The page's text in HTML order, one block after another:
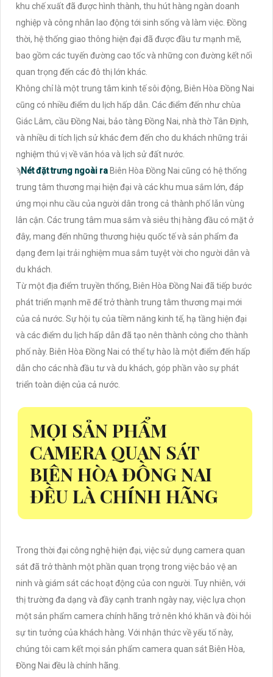
khu chế xuất đã được hình thành, thu hút hàng ngàn doanh
nghiệp và công nhân lao động tới sinh sống và làm việc. Đồng
thời, hệ thống giao thông hiện đại đã được đầu tư mạnh mẽ,
bao gồm các tuyến đường cao tốc và những con đường kết nối
quan trọng đến các đô thị lớn khác.
Không chỉ là một trung tâm kinh tế sôi động, Biên Hòa Đồng Nai
cũng có nhiều điểm du lịch hấp dẫn. Các điểm đến như chùa
Giác Lâm, cầu Đồng Nai, bảo tàng Đồng Nai, nhà thờ Tân Định,
và nhiều di tích lịch sử khác đem đến cho du khách những trải
nghiệm thú vị về văn hóa và lịch sử đất nước.
ϡNét đặt trưng ngoài ra Biên Hòa Đồng Nai cũng có hệ thống
trung tâm thương mại hiện đại và các khu mua sắm lớn, đáp
ứng mọi nhu cầu của người dân trong cả thành phố lẫn vùng
lân cận. Các trung tâm mua sắm và siêu thị hàng đầu có mặt ở
đây, mang đến những thương hiệu quốc tế và sản phẩm đa
dạng đem lại trải nghiệm mua sắm tuyệt vời cho người dân và
du khách.
Từ một địa điểm truyền thống, Biên Hòa Đồng Nai đã tiếp bước
phát triển mạnh mẽ để trở thành trung tâm thương mại mới
của cả nước. Sự hội tụ của tiềm năng kinh tế, hạ tầng hiện đại
và các điểm du lịch hấp dẫn đã tạo nên thành công cho thành
phố này. Biên Hòa Đồng Nai có thể tự hào là một điểm đến hấp
dẫn cho các nhà đầu tư và du khách, góp phần vào sự phát
triển toàn diện của cả nước.
MỌI SẢN PHẨM
CAMERA QUAN SÁT
BIÊN HÒA ĐỒNG NAI
ĐỀU LÀ CHÍNH HÃNG
Trong thời đại công nghệ hiện đại, việc sử dụng camera quan
sát đã trở thành một phần quan trọng trong việc bảo vệ an
ninh và giám sát các hoạt động của con người. Tuy nhiên, với
thị trường đa dạng và đầy cạnh tranh ngày nay, việc lựa chọn
một sản phẩm camera chính hãng trở nên khó khăn và đòi hỏi
sự tin tưởng của khách hàng. Với nhận thức về yếu tố này,
chúng tôi cam kết mọi sản phẩm camera quan sát Biên Hòa,
Đồng Nai đều là chính hãng.